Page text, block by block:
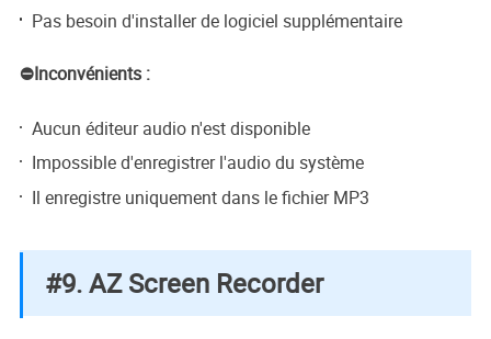
Pas besoin d'installer de logiciel supplémentaire
⛔Inconvénients :
Aucun éditeur audio n'est disponible
Impossible d'enregistrer l'audio du système
Il enregistre uniquement dans le fichier MP3
#9. AZ Screen Recorder